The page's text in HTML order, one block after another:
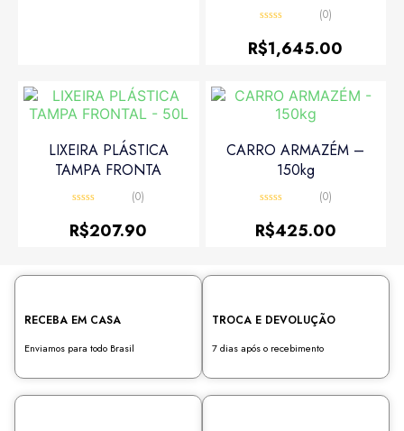
0
de
(0)
R$1,645.00
LIXEIRA PLÁSTICA
TAMPA FRONTA
0
de
(0)
R$207.90
CARRO ARMAZÉM –
150kg
0
de
(0)
R$425.00
RECEBA EM CASA
Enviamos para todo Brasil
TROCA E DEVOLUÇÃO
7 dias após o recebimento